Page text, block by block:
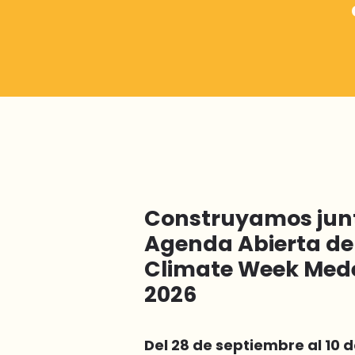
Construyamos
Agenda Abierta de
Climate Week
2026
Del 28 de septiembre al 10